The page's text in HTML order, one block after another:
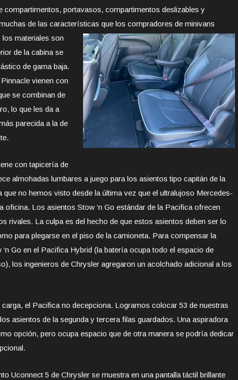
compartimentos, portavasos, compartimentos deslizables y
de las características que los compradores de minivans
los materiales son
de la cabina se
de gama baja.
vienen con
se combinan de
lo que les da a
parecida a la de
con tapicería de
almohadas lumbares a juego para los asientos tipo capitán de la
que no hemos visto desde la última vez que el ultralujoso Mercedes-
oficina. Los asientos Stow ‘n Go estándar de la Pacifica ofrecen
rivales. La culpa es del hecho de que estos asientos deben ser lo
para plegarse en el piso de la camioneta. Para compensar la
Go en el Pacifica Hybrid (la batería ocupa todo el espacio de
los ingenieros de Chrysler agregaron un acolchado adicional a los
el Pacifica no decepciona. Logramos colocar 53 de nuestras
asientos de la segunda y tercera filas guardados. Una aspiradora
opción, pero ocupa espacio que de otra manera se podría dedicar
Uconnect 5 de Chrysler se muestra en una pantalla táctil brillante